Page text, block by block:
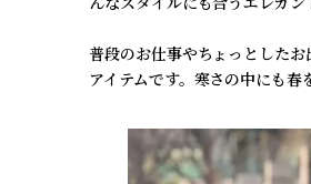
普段のお仕事やちょっとした
アイテムです。寒さの中にも春